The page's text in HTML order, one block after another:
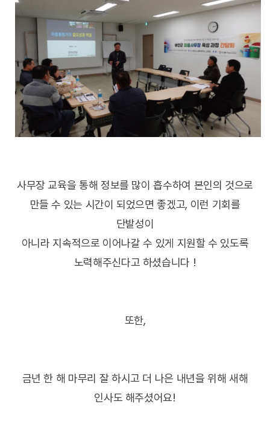
사무장 교육을 통해 정보를 많이 흡수하여 본인의 것으로
만들 수 있는 시간이 되었으면 좋겠고, 이런 기회를
단발성이
아니라 지속적으로 이어나갈 수 있게 지원할 수 있도록
노력해주신다고 하셨습니다 !
또한,
금년 한 해 마무리 잘 하시고 더 나은 내년을 위해 새해
인사도 해주셨어요!